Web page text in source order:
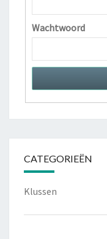
Wachtwoord
CATEGORIEËN
Klussen